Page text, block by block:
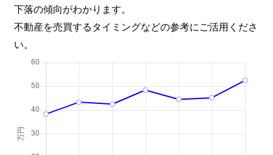
下落の傾向がわかります。
不動産を売買するタイミングなどの参考にご活用くださ
い。